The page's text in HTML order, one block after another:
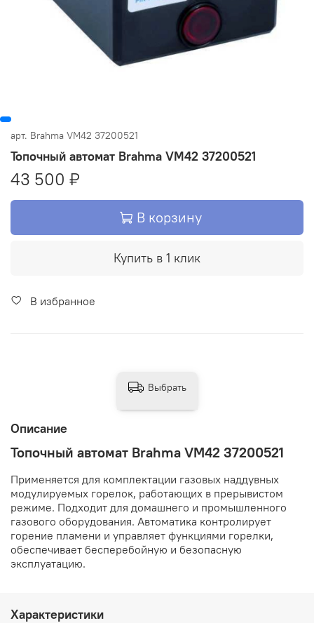
арт. Brahma VM42 37200521
Топочный автомат Brahma VM42 37200521
43 500 ₽
В корзину
Купить в 1 клик
В избранное
Описание
Топочный автомат Brahma VM42 37200521
Применяется для комплектации газовых наддувных
модулируемых горелок, работающих в прерывистом
режиме. Подходит для домашнего и промышленного
газового оборудования. Автоматика контролирует
горение пламени и управляет функциями горелки,
обеспечивает бесперебойную и безопасную
эксплуатацию.
Характеристики
Выбрать